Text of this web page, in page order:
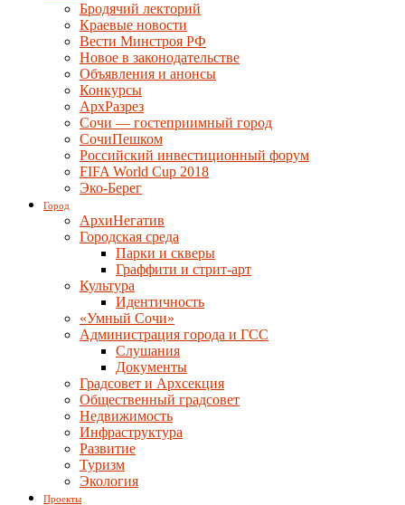
Бродячий лекторий
Краевые новости
Вести Минстроя РФ
Новое в законодательстве
Объявления и анонсы
Конкурсы
АрхРазрез
Сочи — гостеприимный город
СочиПешком
Российский инвестиционный форум
FIFA World Cup 2018
Эко-Берег
Город
АрхиНегатив
Городская среда
Парки и скверы
Граффити и стрит-арт
Культура
Идентичность
«Умный Сочи»
Администрация города и ГСС
Слушания
Документы
Градсовет и Архсекция
Общественный градсовет
Недвижимость
Инфраструктура
Развитие
Туризм
Экология
Проекты